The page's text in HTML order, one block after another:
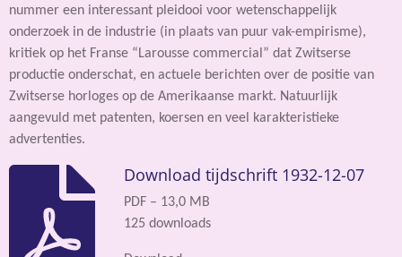
nummer een interessant pleidooi voor wetenschappelijk
onderzoek in de industrie (in plaats van puur vak-empirisme),
kritiek op het Franse “Larousse commercial” dat Zwitserse
productie onderschat, en actuele berichten over de positie van
Zwitserse horloges op de Amerikaanse markt. Natuurlijk
aangevuld met patenten, koersen en veel karakteristieke
advertenties.
Download tijdschrift 1932-12-07
PDF – 13,0 MB
125 downloads